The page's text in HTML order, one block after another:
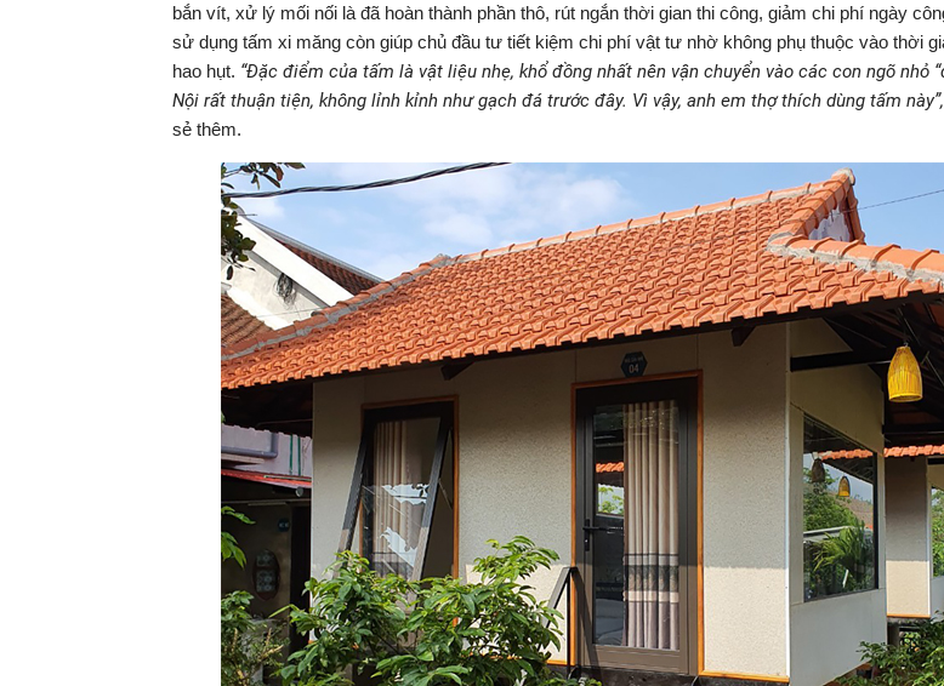
bắn vít, xử lý mối nối là đã hoàn thành phần thô, rút ngắn thời gian thi công, giảm chi phí ngày
sử dụng tấm xi măng còn giúp chủ đầu tư tiết kiệm chi phí vật tư nhờ không phụ thuộc vào thời
hao hụt. “Đặc điểm của tấm là vật liệu nhẹ, khổ đồng nhất nên vận chuyển vào các con ngõ nhỏ
Nội rất thuận tiện, không lỉnh kỉnh như gạch đá trước đây. Vì vậy, anh em thợ thích dùng tấm này”,
sẻ thêm.